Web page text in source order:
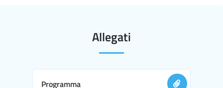
Allegati
Programma